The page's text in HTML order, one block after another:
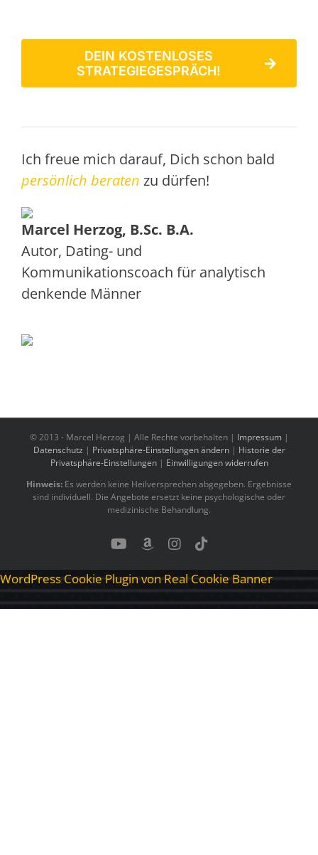
DEIN KOSTENLOSES
STRATEGIEGESPRÄCH!
Ich freue mich darauf, Dich schon bald
persönlich beraten zu dürfen!
Marcel Herzog, B.Sc. B.A.
Autor, Dating- und
Kommunikationscoach füranalytisch
denkende Männer
© 2013 - Marcel Herzog | Alle Rechte vorbehalten | Impressum |
Datenschutz | Privatsphäre-Einstellungen ändern| Historie der
Privatsphäre-Einstellungen| Einwilligungen widerrufen
Hinweis: Es werden keine Heilversprechen abgegeben. Ergebnisse
sind individuell. Die Angebote ersetzt keine psychologische oder
medizinische Behandlung.
YouTubeBenutzerdefiniert
Instagram
Tiktok
WordPress Cookie Plugin von Real Cookie Banner